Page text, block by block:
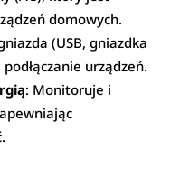
domowych.
(USB, gniazdka
urządzeń.
: Monitoruje i